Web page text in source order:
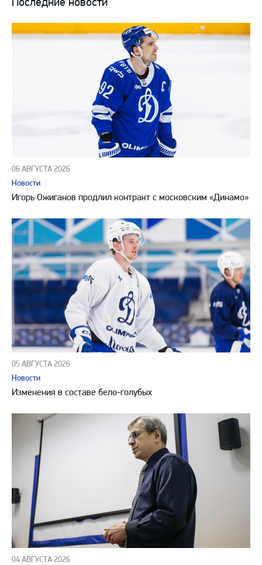
06 АВГУСТА 2026
Новости
Игорь Ожиганов продлил контракт с московским «Динамо»
05 АВГУСТА 2026
Новости
Изменения в составе бело-голубых
04 АВГУСТА 2026